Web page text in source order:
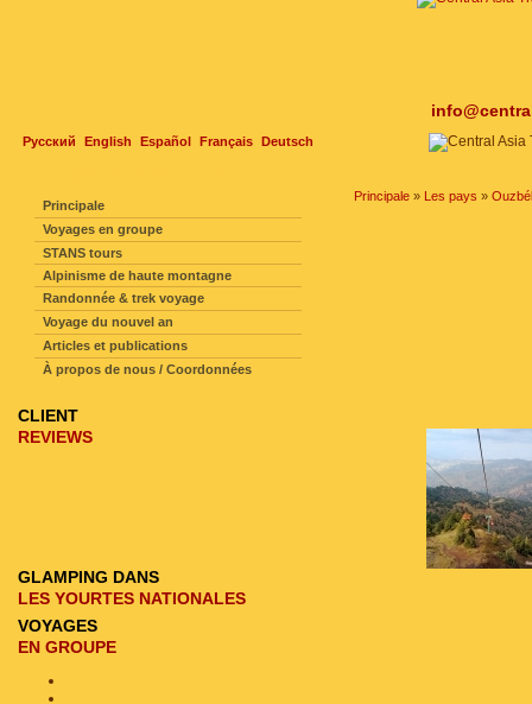
Русский English Español Français Deutsch
Principale » Les pays »
Principale
Voyages en groupe
STANS tours
Alpinisme de haute montagne
Randonnée & trek voyage
Voyage du nouvel an
Articles et publications
À propos de nous / Coordonnées
CLIENT
REVIEWS
GLAMPING DANS
LES YOURTES NATIONALES
VOYAGES
EN GROUPE